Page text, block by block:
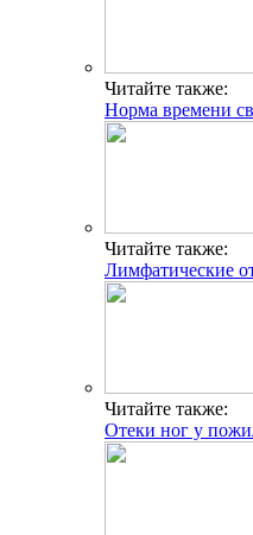
Читайте также:
Норма времени
Читайте также:
Лимфатические
Читайте также:
Отеки ног у